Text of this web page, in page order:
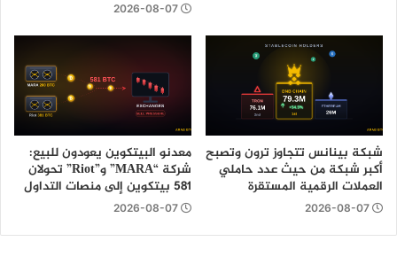
2026-08-07
شبكة بينانس تتجاوز ترون وتصبح
أكبر شبكة من حيث عدد حاملي
العملات الرقمية المستقرة
2026-08-07
معدنو البيتكوين يعودون للبيع:
شركة “MARA” و”Riot” تحولان
581 بيتكوين إلى منصات التداول
2026-08-07